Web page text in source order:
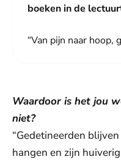
boeken in de
“Van pijn naar hoop,
Waardoor is het jou
niet?
“Gedetineerden
hangen en zijn